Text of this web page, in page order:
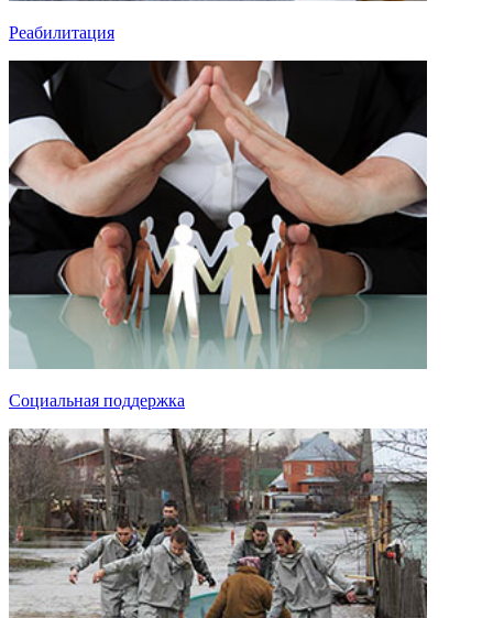
Реабилитация
Социальная поддержка